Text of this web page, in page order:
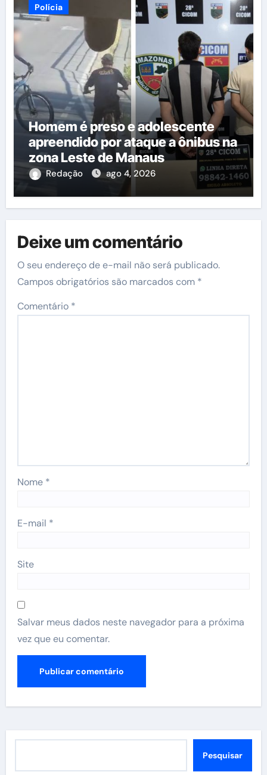
Polícia
Homem é preso e adolescente
apreendido por ataque a ônibus na
zona Leste de Manaus
Redação ago 4, 2026
Deixe um comentário
O seu endereço de e-mail não será publicado.
Campos obrigatórios são marcados com *
Comentário *
Nome *
E-mail *
Site
Salvar meus dados neste navegador para a próxima
vez que eu comentar.
Pesquisar